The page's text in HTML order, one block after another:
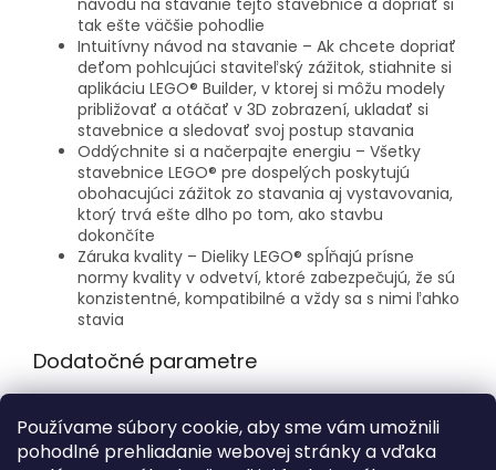
Používame súbory cookie, aby sme vám umožnili
pohodlné prehliadanie webovej stránky a vďaka
návodu na stavanie tejto stavebnice a dopriať si
tak ešte väčšie pohodlie
Intuitívny návod na stavanie – Ak chcete dopriať
deťom pohlcujúci staviteľský zážitok, stiahnite si
aplikáciu LEGO® Builder, v ktorej si môžu modely
približovať a otáčať v 3D zobrazení, ukladať si
stavebnice a sledovať svoj postup stavania
Oddýchnite si a načerpajte energiu – Všetky
stavebnice LEGO® pre dospelých poskytujú
obohacujúci zážitok zo stavania aj vystavovania,
ktorý trvá ešte dlho po tom, ako stavbu
dokončíte
Záruka kvality – Dieliky LEGO® spĺňajú prísne
normy kvality v odvetví, ktoré zabezpečujú, že sú
konzistentné, kompatibilné a vždy sa s nimi ľahko
stavia
Dodatočné parametre
Vek:
18+
Počet dielikov: 3128